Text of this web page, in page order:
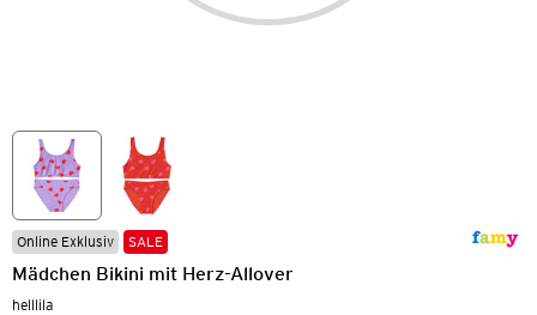
Online Exklusiv SALE
Mädchen Bikini mit Herz-Allover
helllila